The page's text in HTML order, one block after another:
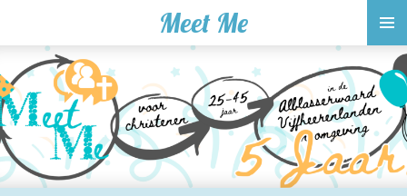
naar
de
hoofdinhoud
Meet Me